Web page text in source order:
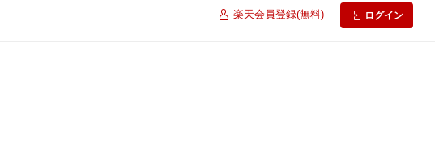
楽天会員登録(無料) ログイン